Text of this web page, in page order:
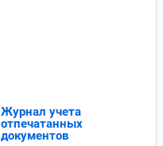
Журнал учета
отпечатанных
документов